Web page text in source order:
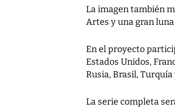
La imagen también
Artes y una gran
En el proyecto
Estados Unidos,
Rusia, Brasil,
La serie completa